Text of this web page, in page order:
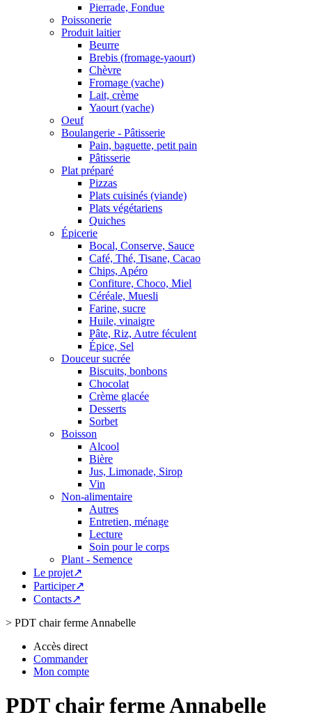
Pierrade, Fondue
Poissonerie
Produit laitier
Beurre
Brebis (fromage-yaourt)
Chèvre
Fromage (vache)
Lait, crème
Yaourt (vache)
Oeuf
Boulangerie - Pâtisserie
Pain, baguette, petit pain
Pâtisserie
Plat préparé
Pizzas
Plats cuisinés (viande)
Plats végétariens
Quiches
Épicerie
Bocal, Conserve, Sauce
Café, Thé, Tisane, Cacao
Chips, Apéro
Confiture, Choco, Miel
Céréale, Muesli
Farine, sucre
Huile, vinaigre
Pâte, Riz, Autre féculent
Épice, Sel
Douceur sucrée
Biscuits, bonbons
Chocolat
Crème glacée
Desserts
Sorbet
Boisson
Alcool
Bière
Jus, Limonade, Sirop
Vin
Non-alimentaire
Autres
Entretien, ménage
Lecture
Soin pour le corps
Plant - Semence
Le projet↗
Participer↗
Contacts↗
> PDT chair ferme Annabelle
Accès direct
Commander
Mon compte
PDT chair ferme Annabelle